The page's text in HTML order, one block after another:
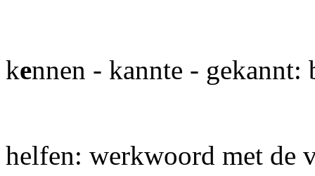
kennen - kannte - gekannt:
helfen: werkwoord met de